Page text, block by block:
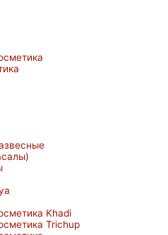
Khadi
Trichup